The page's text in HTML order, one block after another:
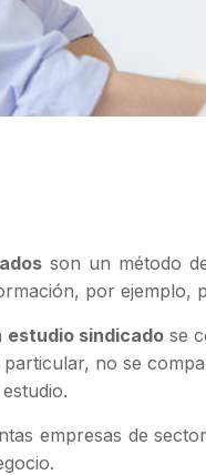
son un método
por ejemplo,
estudio sindicado se
no se
empresas de